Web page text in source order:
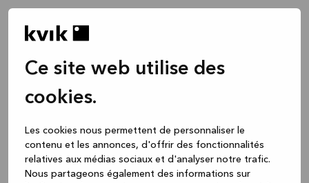
Ce site web utilise des
cookies.
Les cookies nous permettent de personnaliser le
contenu et les annonces, d'offrir des fonctionnalités
relatives aux médias sociaux et d'analyser notre trafic.
Nous partageons également des informations sur